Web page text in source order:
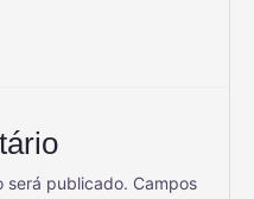
será publicado. Campos